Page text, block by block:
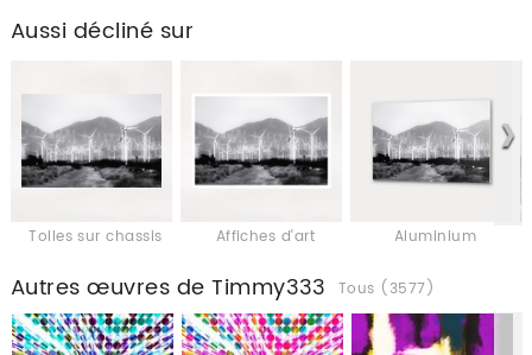
Aussi décliné sur
Toiles sur chassis Affiches d'art Aluminium
Autres œuvres de Timmy333 Tous (3577)